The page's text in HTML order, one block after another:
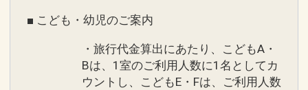
■ こども・幼児のご案内
・旅行代金算出にあたり、こどもA・
Bは、1室のご利用人数に1名としてカ
ウントし、こどもE・Fは、ご利用人数